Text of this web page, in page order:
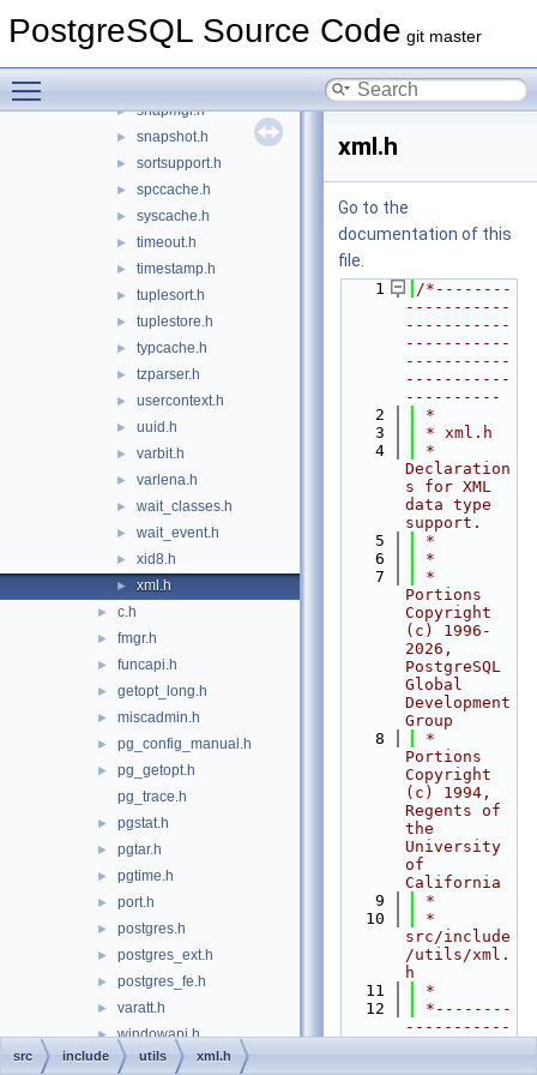
PostgreSQL Source Code git master
► selfuncs.h
► snapmgr.h
► snapshot.h
► sortsupport.h
► spccache.h
► syscache.h
► timeout.h
► timestamp.h
► tuplesort.h
► tuplestore.h
► typcache.h
► tzparser.h
► usercontext.h
► uuid.h
► varbit.h
► varlena.h
► wait_classes.h
► wait_event.h
► xid8.h
► xml.h
► c.h
► fmgr.h
► funcapi.h
► getopt_long.h
► miscadmin.h
► pg_config_manual.h
►
pg_getopt.h
pg_trace.h
► pgstat.h
► pgtar.h
► pgtime.h
► port.h
► postgres.h
► postgres_ext.h
► postgres_fe.h
► varatt.h
► windowapi.h
► interfaces
xml.h
Go to the
documentation of this
file.
    1
/*--------
-----------
-----------
-----------
-----------
-----------
----------
    2
*
    3
* xml.h
    4
*
Declaration
s for XML
data type
support.
    5
*
    6
*
    7
*
Portions
Copyright
(c) 1996-
2026,
PostgreSQL
Global
Development
Group
    8
*
Portions
Copyright
(c) 1994,
Regents of
the
University
of
California
    9
*
   10
*
src/include
/utils/xml.
h
   11
*
   12
*--------
-----------
src include utils xml.h